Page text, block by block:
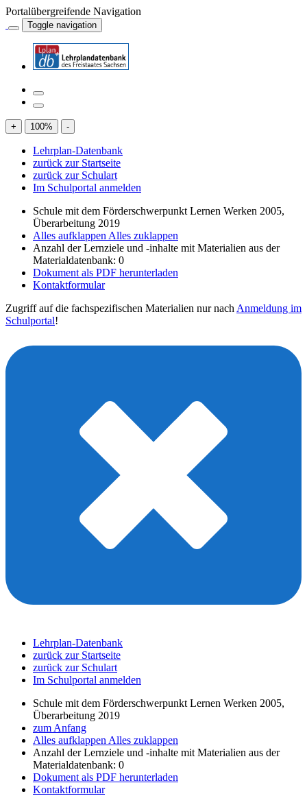
Portalübergreifende Navigation
Toggle navigation
+ 100% -
Lehrplan-Datenbank
zurück zur Startseite
zurück zur Schulart
Im Schulportal anmelden
Schule mit dem Förderschwerpunkt Lernen Werken 2005,
Überarbeitung 2019
Alles aufklappen Alles zuklappen
Anzahl der Lernziele und -inhalte mit Materialien aus der
Materialdatenbank: 0
Dokument als PDF herunterladen
Kontaktformular
Zugriff auf die fachspezifischen Materialien nur nach Anmeldung im
Schulportal!
Lehrplan-Datenbank
zurück zur Startseite
zurück zur Schulart
Im Schulportal anmelden
Schule mit dem Förderschwerpunkt Lernen Werken 2005,
Überarbeitung 2019
zum Anfang
Alles aufklappen Alles zuklappen
Anzahl der Lernziele und -inhalte mit Materialien aus der
Materialdatenbank: 0
Dokument als PDF herunterladen
Kontaktformular